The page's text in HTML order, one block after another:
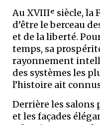
Au XVIIIᵉ siècle, la
d’être le berceau
et de la liberté.
temps, sa
rayonnement
des systèmes les
l’histoire ait
Derrière les salons
et les façades